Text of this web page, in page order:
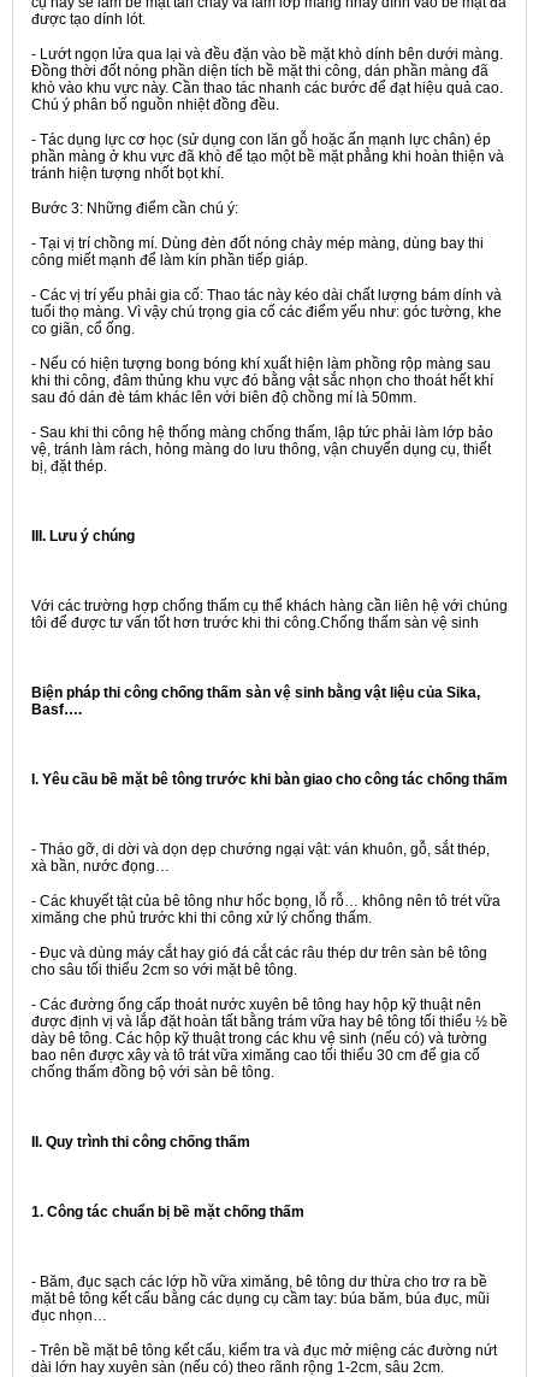
được tạo dính lót.
- Lướt ngọn lửa qua lại và đều đặn vào bề mặt khò dính bên dưới màng.
Đồng thời đốt nóng phần diện tích bề mặt thi công, dán phần màng đã
khò vào khu vực này. Cần thao tác nhanh các bước để đạt hiệu quả cao.
Chú ý phân bố nguồn nhiệt đồng đều.
- Tác dụng lực cơ học (sử dụng con lăn gỗ hoặc ấn mạnh lực chân) ép
phần màng ở khu vực đã khò để tạo một bề mặt phẳng khi hoàn thiện và
tránh hiện tượng nhốt bọt khí.
Bước 3: Những điểm cần chú ý:
- Tại vị trí chồng mí. Dùng đèn đốt nóng chảy mép màng, dùng bay thi
công miết mạnh để làm kín phần tiếp giáp.
- Các vị trí yếu phải gia cố: Thao tác này kéo dài chất lượng bám dính và
tuổi thọ màng. Vì vậy chú trọng gia cố các điểm yếu như: góc tường, khe
co giãn, cổ ống.
- Nếu có hiện tượng bong bóng khí xuất hiện làm phồng rộp màng sau
khi thi công, đâm thủng khu vực đó bằng vật sắc nhọn cho thoát hết khí
sau đó dán đè tám khác lên với biên độ chồng mí là 50mm.
- Sau khi thi công hệ thống màng chống thấm, lập tức phải làm lớp bảo
vệ, tránh làm rách, hỏng màng do lưu thông, vận chuyển dụng cụ, thiết
bị, đặt thép.
III. Lưu ý chúng
Với các trường hợp chống thấm cụ thể khách hàng cần liên hệ với chúng
tôi để được tư vấn tốt hơn trước khi thi công.Chống thấm sàn vệ sinh
Biện pháp thi công chống thấm sàn vệ sinh bằng vật liệu của Sika,
Basf….
I. Yêu cầu bề mặt bê tông trước khi bàn giao cho công tác chống thấm
- Tháo gỡ, di dời và dọn dẹp chướng ngại vật: ván khuôn, gỗ, sắt thép,
xà bần, nước đọng…
- Các khuyết tật của bê tông như hốc bọng, lỗ rỗ… không nên tô trét vữa
ximăng che phủ trước khi thi công xử lý chống thấm.
- Đục và dùng máy cắt hay gió đá cắt các râu thép dư trên sàn bê tông
cho sâu tối thiểu 2cm so với mặt bê tông.
- Các đường ống cấp thoát nước xuyên bê tông hay hộp kỹ thuật nên
được định vị và lắp đặt hoàn tất bằng trám vữa hay bê tông tối thiểu ½ bề
dày bê tông. Các hộp kỹ thuật trong các khu vệ sinh (nếu có) và tường
bao nên được xây và tô trát vữa ximăng cao tối thiểu 30 cm để gia cố
chống thấm đồng bộ với sàn bê tông.
II. Quy trình thi công chống thấm
1. Công tác chuẩn bị bề mặt chống thấm
- Băm, đục sạch các lớp hồ vữa ximăng, bê tông dư thừa cho trơ ra bề
mặt bê tông kết cấu bằng các dụng cụ cầm tay: búa băm, búa đục, mũi
đục nhọn…
- Trên bề mặt bê tông kết cấu, kiểm tra và đục mở miệng các đường nứt
dài lớn hay xuyên sàn (nếu có) theo rãnh rộng 1-2cm, sâu 2cm.